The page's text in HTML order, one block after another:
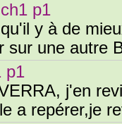
ch1 p1
y à de
sur une autre
p1
j'en
a repérer,je